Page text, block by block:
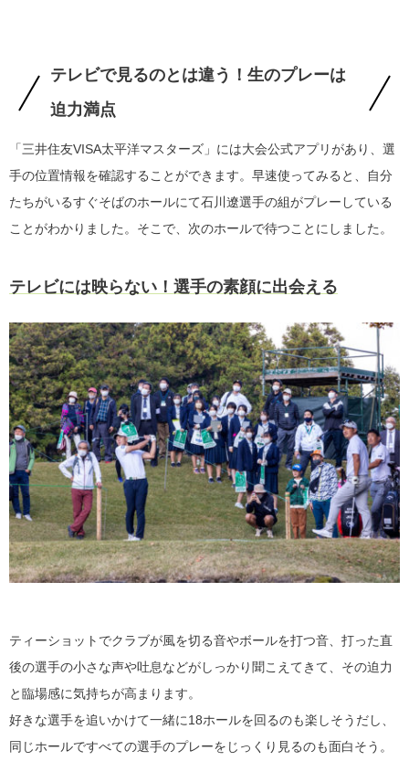
テレビで見るのとは違う！生のプレーは
迫力満点
「三井住友VISA太平洋マスターズ」には大会公式アプリがあり、選
手の位置情報を確認することができます。早速使ってみると、自分
たちがいるすぐそばのホールにて石川遼選手の組がプレーしている
ことがわかりました。そこで、次のホールで待つことにしました。
テレビには映らない！選手の素顔に出会える
ティーショットでクラブが風を切る音やボールを打つ音、打った直
後の選手の小さな声や吐息などがしっかり聞こえてきて、その迫力
と臨場感に気持ちが高まります。
好きな選手を追いかけて一緒に18ホールを回るのも楽しそうだし、
同じホールですべての選手のプレーをじっくり見るのも面白そう。